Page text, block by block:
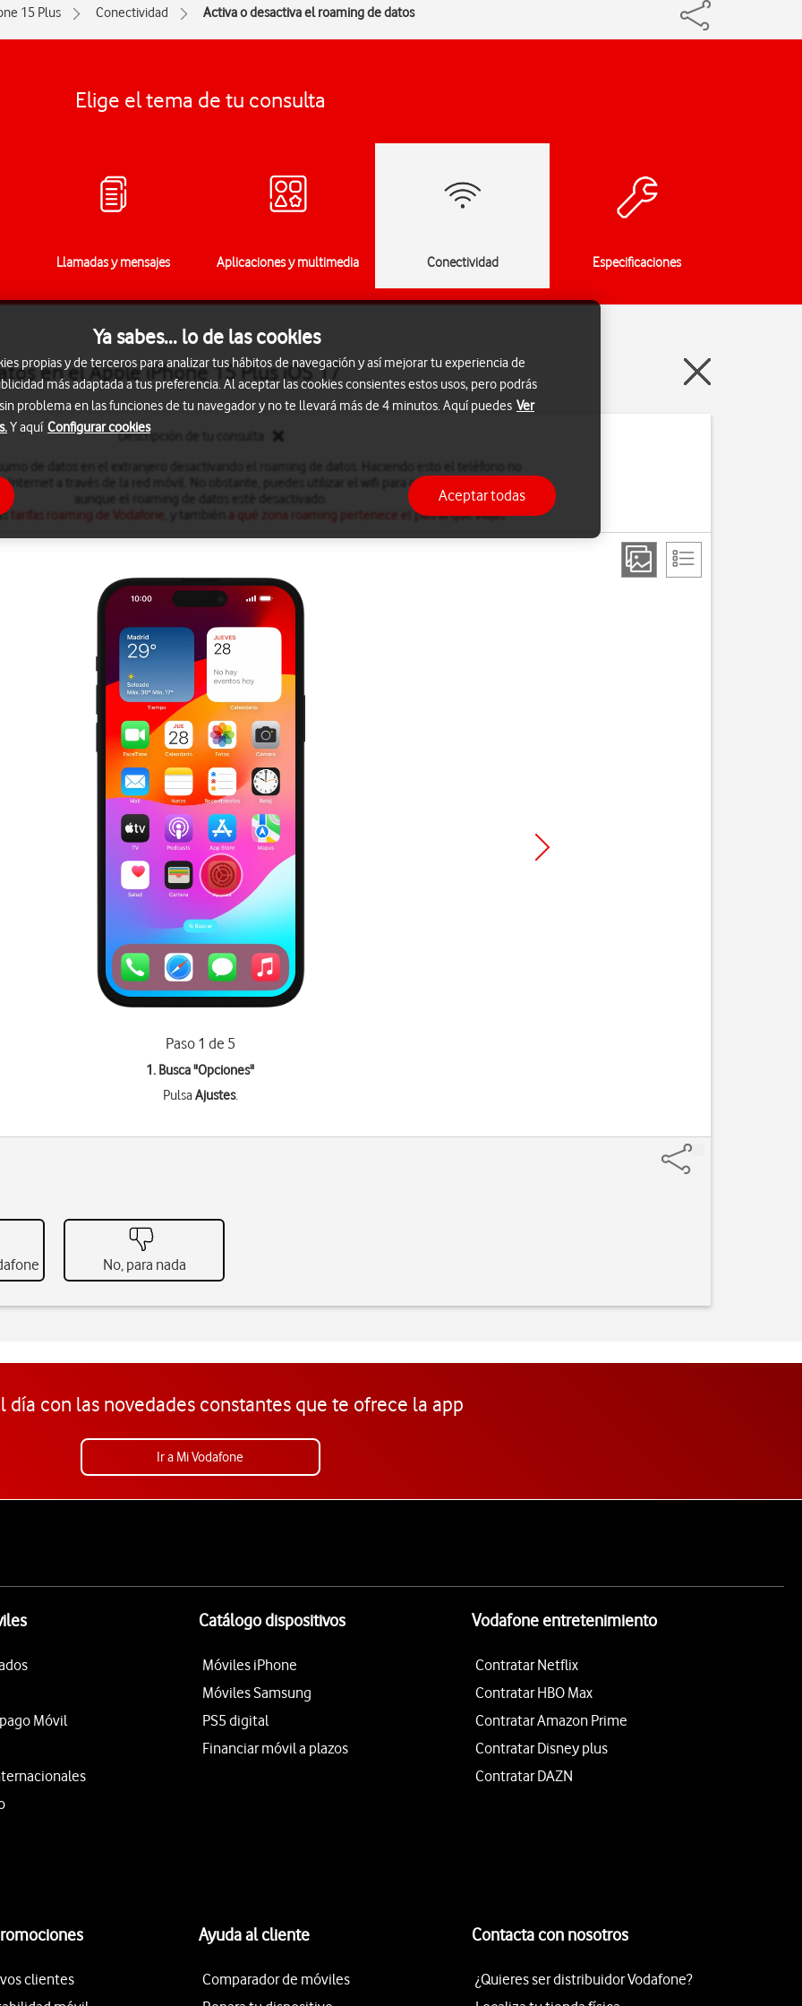
15 Plus Conectividad Activa o desactiva el roaming de datos
Elige el tema de tu consulta
Llamadas y mensajes Aplicaciones y multimedia Conectividad Especificaciones
en el Apple iPhone 15 Plus iOS 17
Descripción de tu consulta
Internet a través de la red móvil. No obstante, puedes utilizar el wifi para conectarte a Internet
tarifas roaming de Vodafone a qué zona roaming pertenece el país al que viajas.
Paso 1 de 5
1. Busca "Opciones"
PulsaAjustes.
No, para nada
día con las novedades constantes que te ofrece la app
Ir a Mi Vodafone
Móvil
Catálogo dispositivos
Móviles iPhone
Móviles Samsung
PS5 digital
Financiar móvil a plazos
Vodafone entretenimiento
Contratar Netflix
Contratar HBO Max
Contratar Amazon Prime
Contratar Disney plus
Contratar DAZN
clientes
Ayuda al cliente
Comparador de móviles
Contacta con nosotros
¿Quieres ser distribuidor Vodafone?
Ya sabes... lo de las cookies
propias y de terceros para analizar tus hábitos de navegación y así mejorar tu experiencia de
más adaptada a tus preferencia. Al aceptar las cookies consientes estos usos, pero podrás
problema en las funciones de tu navegador y no te llevará más de 4 minutos. Aquí puedes Ver
Y aquí Configurar cookies
Aceptar todas